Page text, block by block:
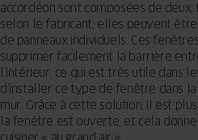
accordéon sont composées de deux,
selon le fabricant, elles peuvent
de panneaux individuels. Ces
supprimer facilement la barrière
l’intérieur, ce qui est très utile dans
d’installer ce type de fenêtre dans la
mur. Grâce à cette solution, il est
la fenêtre est ouverte, et cela donne